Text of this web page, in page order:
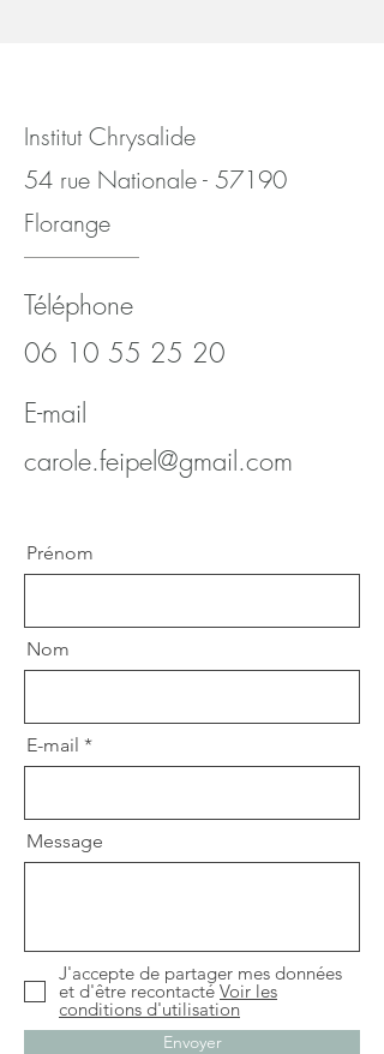
Institut Chrysalide
54 rue Nationale - 57190
Florange
Téléphone
06 10 55 25 20
E-mail
carole.feipel@gmail.com
Prénom
Nom
E-mail
Message
J'accepte de partager mes données
et d'être recontacté Voir les
conditions d'utilisation
Envoyer